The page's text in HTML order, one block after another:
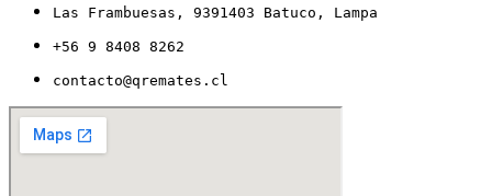
Las Frambuesas, 9391403 Batuco, Lampa
+56 9 8408 8262
contacto@qremates.cl